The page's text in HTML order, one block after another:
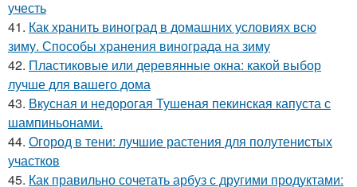
учесть
41. Как хранить виноград в домашних условиях всю
зиму. Способы хранения винограда на зиму
42. Пластиковые или деревянные окна: какой выбор
лучше для вашего дома
43. Вкусная и недорогая Тушеная пекинская капуста с
шампиньонами.
44. Огород в тени: лучшие растения для полутенистых
участков
45. Как правильно сочетать арбуз с другими продуктами: